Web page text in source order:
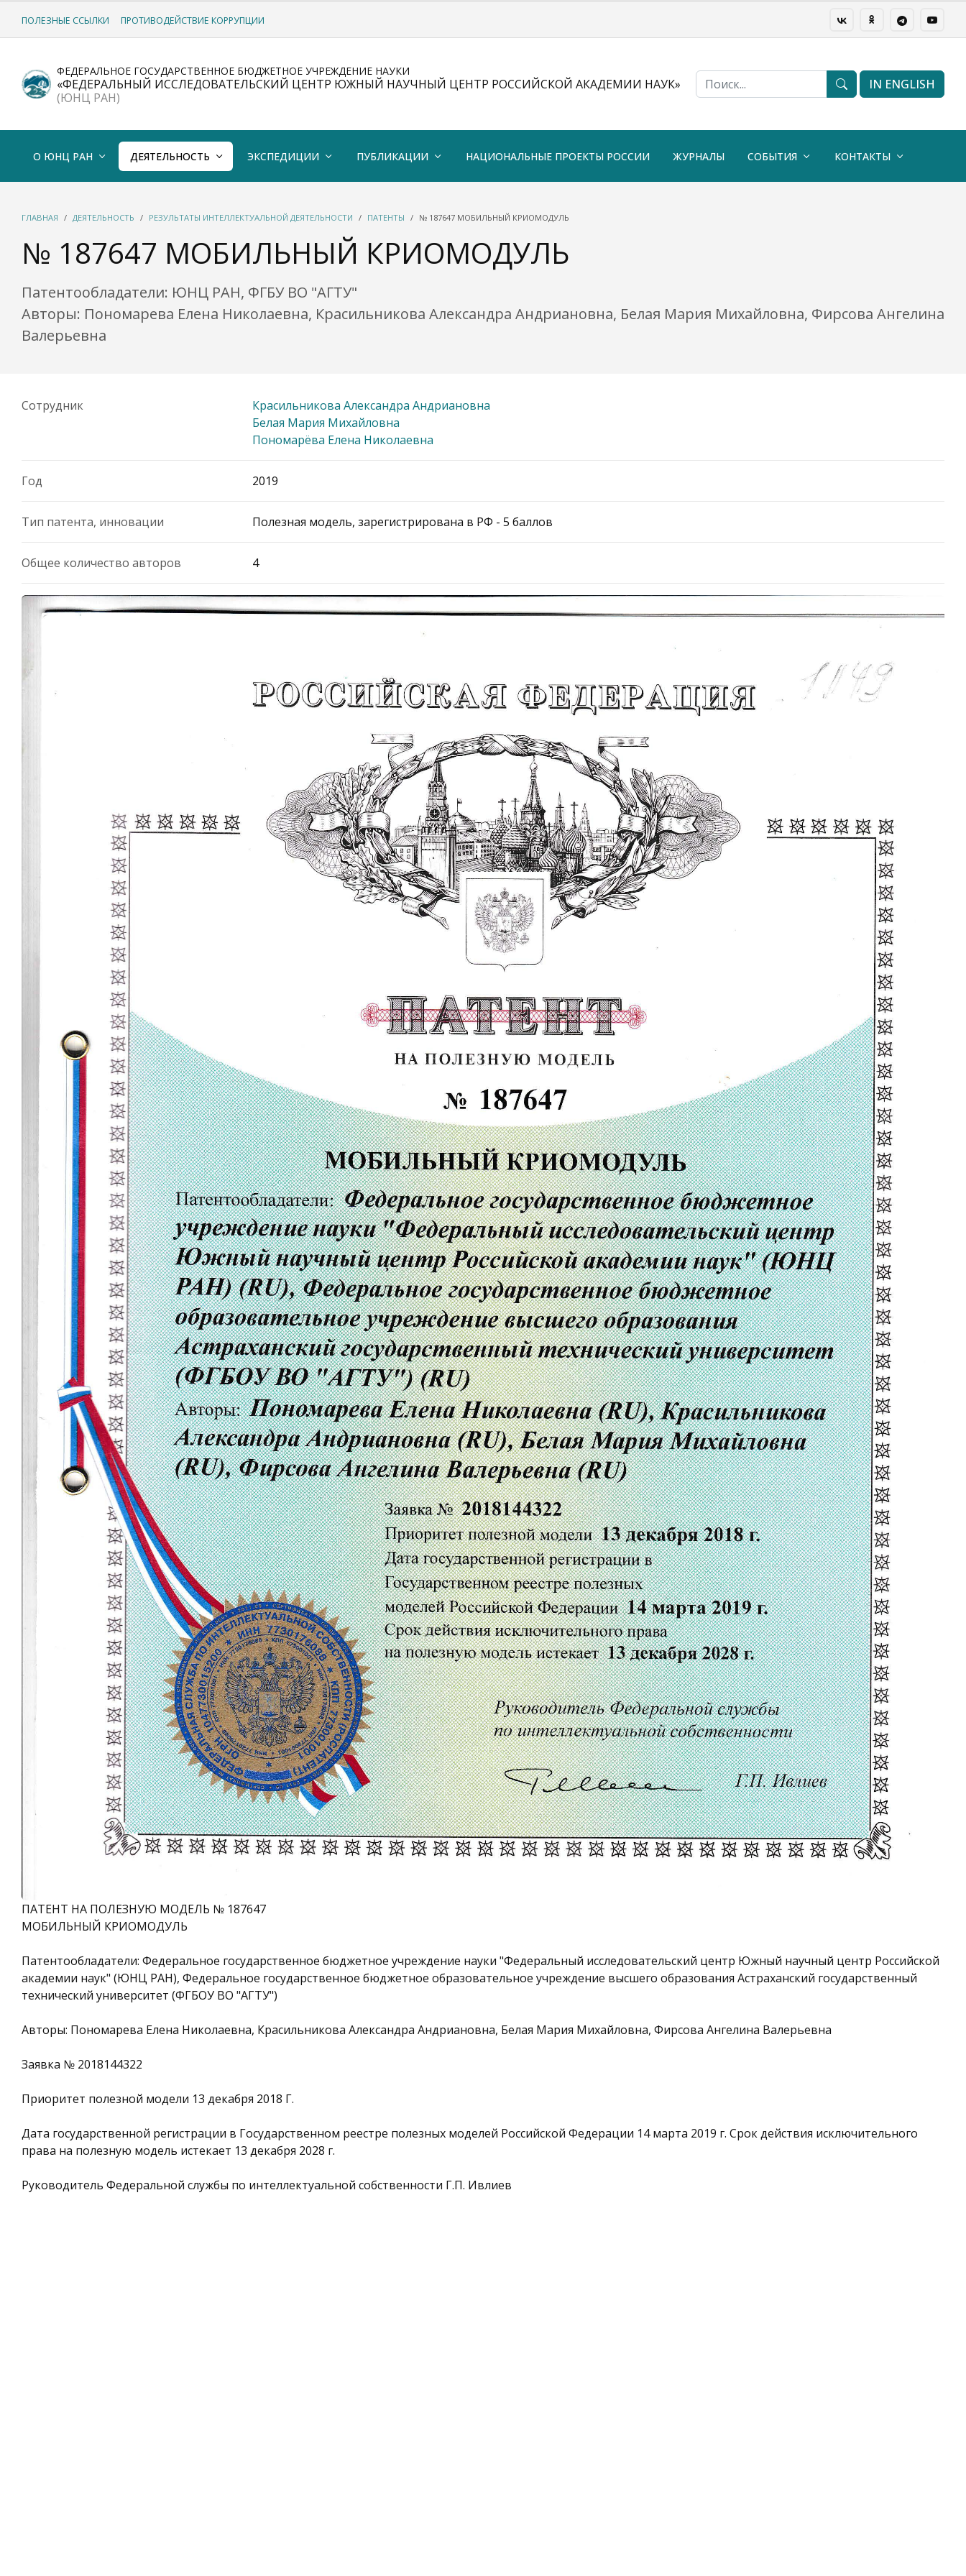
ПОЛЕЗНЫЕ ССЫЛКИ ПРОТИВОДЕЙСТВИЕ КОРРУПЦИИ
ФЕДЕРАЛЬНОЕ ГОСУДАРСТВЕННОЕ БЮДЖЕТНОЕ УЧРЕЖДЕНИЕ НАУКИ
«ФЕДЕРАЛЬНЫЙ ИССЛЕДОВАТЕЛЬСКИЙ ЦЕНТР ЮЖНЫЙ НАУЧНЫЙ ЦЕНТР РОССИЙСКОЙ АКАДЕМИИ НАУК»
(ЮНЦ РАН)
IN ENGLISH
О ЮНЦ РАН ДЕЯТЕЛЬНОСТЬ ЭКСПЕДИЦИИ ПУБЛИКАЦИИ НАЦИОНАЛЬНЫЕ ПРОЕКТЫ РОССИИ ЖУРНАЛЫ СОБЫТИЯ КОНТАКТЫ
ГЛАВНАЯ ДЕЯТЕЛЬНОСТЬ РЕЗУЛЬТАТЫ ИНТЕЛЛЕКТУАЛЬНОЙ ДЕЯТЕЛЬНОСТИ ПАТЕНТЫ № 187647 МОБИЛЬНЫЙ КРИОМОДУЛЬ
№ 187647 МОБИЛЬНЫЙ КРИОМОДУЛЬ
Патентообладатели: ЮНЦ РАН, ФГБУ ВО "АГТУ"
Авторы: Пономарева Елена Николаевна, Красильникова Александра Андриановна, Белая Мария Михайловна, Фирсова Ангелина
Валерьевна
Сотрудник
Красильникова Александра Андриановна
Белая Мария Михайловна
Пономарёва Елена Николаевна
Год 2019
Тип патента, инновации Полезная модель, зарегистрирована в РФ - 5 баллов
Общее количество авторов 4
ПАТЕНТ НА ПОЛЕЗНУЮ МОДЕЛЬ № 187647
МОБИЛЬНЫЙ КРИОМОДУЛЬ
Патентообладатели: Федеральное государственное бюджетное учреждение науки "Федеральный исследовательский центр Южный научный центр Российской
академии наук" (ЮНЦ РАН), Федеральное государственное бюджетное образовательное учреждение высшего образования Астраханский государственный
технический университет (ФГБОУ ВО "АГТУ")
Авторы: Пономарева Елена Николаевна, Красильникова Александра Андриановна, Белая Мария Михайловна, Фирсова Ангелина Валерьевна
Заявка № 2018144322
Приоритет полезной модели 13 декабря 2018 Г.
Дата государственной регистрации в Государственном реестре полезных моделей Российской Федерации 14 марта 2019 г. Срок действия исключительного
права на полезную модель истекает 13 декабря 2028 г.
Руководитель Федеральной службы по интеллектуальной собственности Г.П. Ивлиев